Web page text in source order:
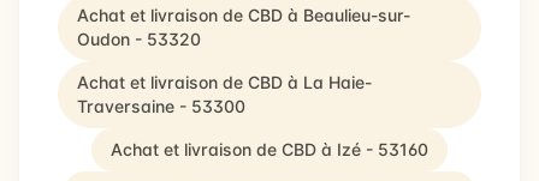
Achat et livraison de CBD à Beaulieu-sur-
Oudon - 53320
Achat et livraison de CBD à La Haie-
Traversaine - 53300
Achat et livraison de CBD à Izé - 53160